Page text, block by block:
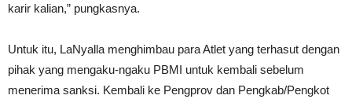
karir kalian,” pungkasnya.
Untuk itu, LaNyalla menghimbau para Atlet yang terhasut dengan
pihak yang mengaku-ngaku PBMI untuk kembali sebelum
menerima sanksi. Kembali ke Pengprov dan Pengkab/Pengkot